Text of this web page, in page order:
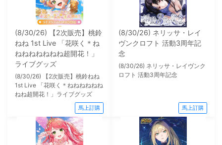
(8/30/26) 【2次販売】桃鈴
ねね 1st Live 「花咲く＊ね
ねねねねねねね超開花！」
ライブグッズ
(8/30/26) 【2次販売】桃鈴ねね
1st Live 「花咲く＊ねねねねねね
ねね超開花！」ライブグッズ
馬上訂購
(8/30/26) ネリッサ・レイ
ヴンクロフト 活動3周年記
念
(8/30/26) ネリッサ・レイヴンク
ロフト 活動3周年記念
馬上訂購